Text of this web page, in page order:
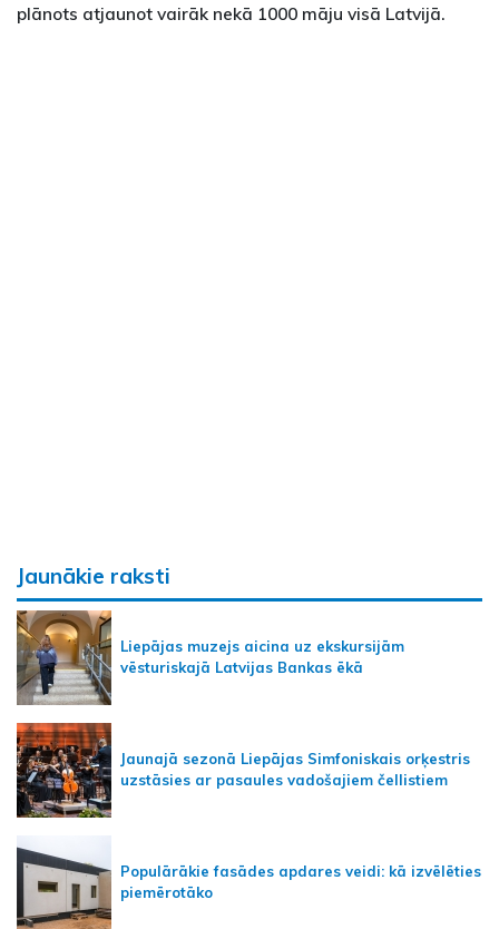
plānots atjaunot vairāk nekā 1000 māju visā Latvijā.
Jaunākie raksti
Liepājas muzejs aicina uz ekskursijām
vēsturiskajā Latvijas Bankas ēkā
Jaunajā sezonā Liepājas Simfoniskais orķestris
uzstāsies ar pasaules vadošajiem čellistiem
Populārākie fasādes apdares veidi: kā izvēlēties
piemērotāko